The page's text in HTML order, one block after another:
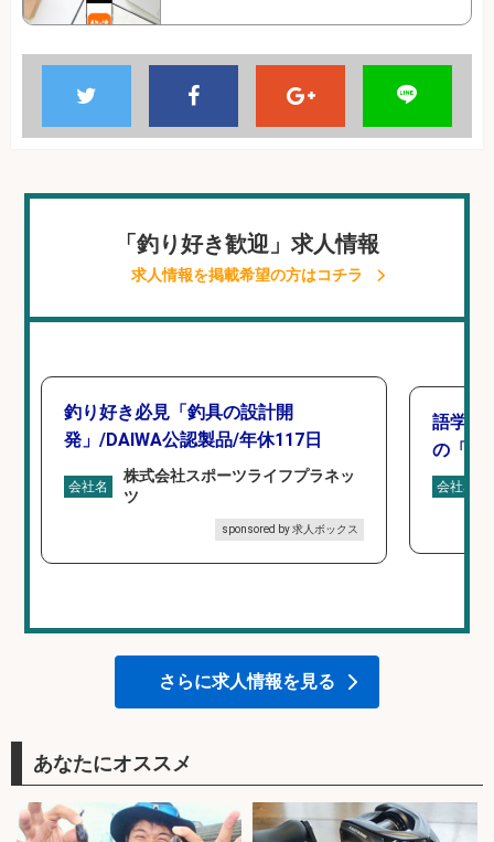
「釣り好き歓迎」求人情報
求人情報を掲載希望の方はコチラ
釣り好き必見「釣具の設計開
発」/DAIWA公認製品/年休117日
会社名
株式会社スポーツライフプラネッ
ツ
sponsored by 求人ボックス
語学力
の「海
会社名
さらに求人情報を見る
あなたにオススメ